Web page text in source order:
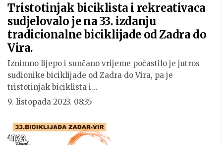
Tristotinjak biciklista i rekreativaca
sudjelovalo je na 33. izdanju
tradicionalne biciklijade od Zadra do
Vira.
Iznimno lijepo i sunčano vrijeme počastilo je jutros
sudionike biciklijade od Zadra do Vira, pa je
tristotinjak biciklista i…
9. listopada 2023. 08:35